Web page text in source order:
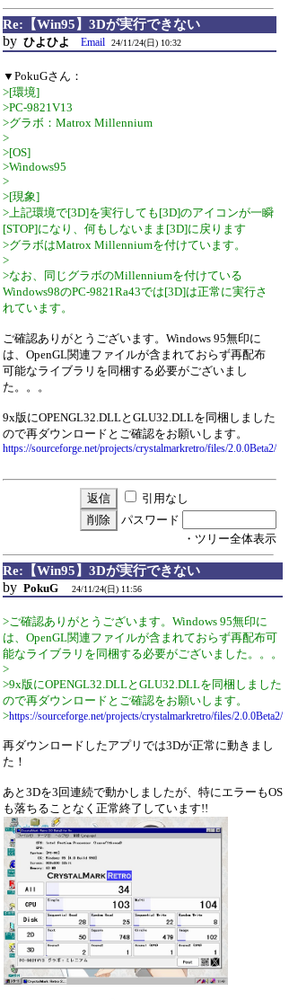
Re:【Win95】3Dが実行できない
by ひよひよ Email 24/11/24(日) 10:32
▼PokuGさん：
>[環境]
>PC-9821V13
>グラボ：Matrox Millennium
>
>[OS]
>Windows95
>
>[現象]
>上記環境で[3D]を実行しても[3D]のアイコンが一瞬
[STOP]になり、何もしないまま[3D]に戻ります
>グラボはMatrox Millenniumを付けています。
>
>なお、同じグラボのMillenniumを付けている
Windows98のPC-9821Ra43では[3D]は正常に実行さ
れています。
ご確認ありがとうございます。Windows 95無印に
は、OpenGL関連ファイルが含まれておらず再配布
可能なライブラリを同梱する必要がございまし
た。。。
9x版にOPENGL32.DLLとGLU32.DLLを同梱しました
ので再ダウンロードとご確認をお願いします。
https://sourceforge.net/projects/crystalmarkretro/files/2.0.0Beta2/
引用なし
パスワード
・ツリー全体表示
Re:【Win95】3Dが実行できない
by PokuG 24/11/24(日) 11:56
>ご確認ありがとうございます。Windows 95無印に
は、OpenGL関連ファイルが含まれておらず再配布可
能なライブラリを同梱する必要がございました。。。
>
>9x版にOPENGL32.DLLとGLU32.DLLを同梱しました
ので再ダウンロードとご確認をお願いします。
>https://sourceforge.net/projects/crystalmarkretro/files/2.0.0Beta2/
再ダウンロードしたアプリでは3Dが正常に動きまし
た！
あと3Dを3回連続で動かしましたが、特にエラーもOS
も落ちることなく正常終了しています!!